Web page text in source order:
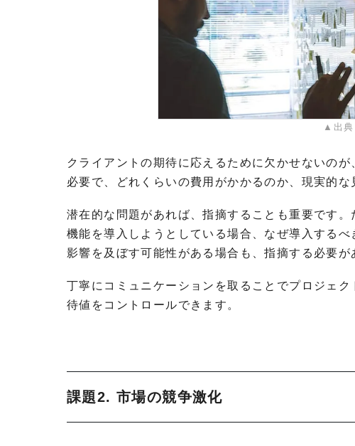
▲出
クライアントの期待に応えるために欠かせないの
必要で、どれくらいの費用がかかるのか、現実的な
潜在的な問題があれば、指摘することも重要です
機能を導入しようとしている場合、なぜ導入する
影響を及ぼす可能性がある場合も、指摘する必要が
丁寧にコミュニケーションを取ることでプロジェ
待値をコントロールできます。
課題2. 市場の競争激化